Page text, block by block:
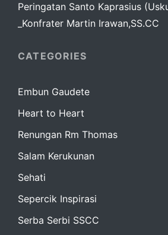
Peringatan Santo Kaprasius
_Konfrater Martin Irawan,SS.CC
CATEGORIES
Embun Gaudete
Heart to Heart
Renungan Rm Thomas
Salam Kerukunan
Sehati
Sepercik Inspirasi
Serba Serbi SSCC